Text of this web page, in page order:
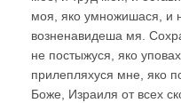
моя, яко умножишася, и
возненавидеша мя.
не постыжуся, яко
прилепляхуся мне, яко
Боже, Израиля от всех